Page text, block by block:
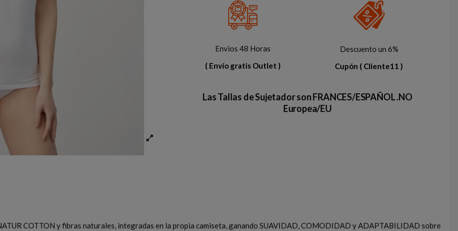
Envios 48 Horas
( Envío gratis Outlet )
Descuento un 6%
Cupón ( Cliente11 )
Las Tallas de Sujetador son FRANCES/ESPAÑOL .NO
Europea/EU
COTTON y fibras naturales, integradas en la propia camiseta, ganando SUAVIDAD, COMODIDAD y ADAPTABILIDAD sobre